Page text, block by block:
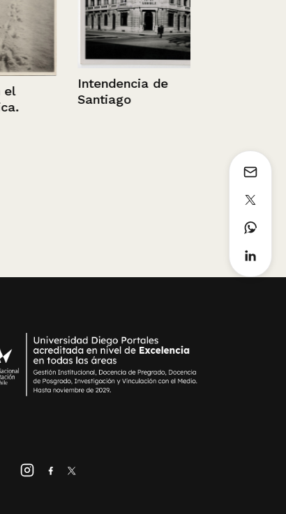
Intendencia de
Santiago